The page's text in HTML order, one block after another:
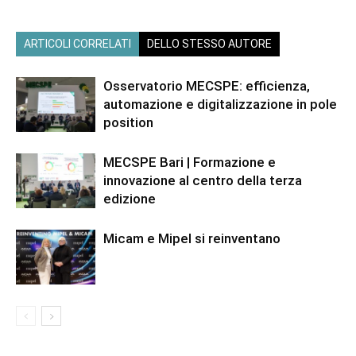
ARTICOLI CORRELATI DELLO STESSO AUTORE
Osservatorio MECSPE: efficienza,
automazione e digitalizzazione in pole
position
MECSPE Bari | Formazione e
innovazione al centro della terza
edizione
Micam e Mipel si reinventano